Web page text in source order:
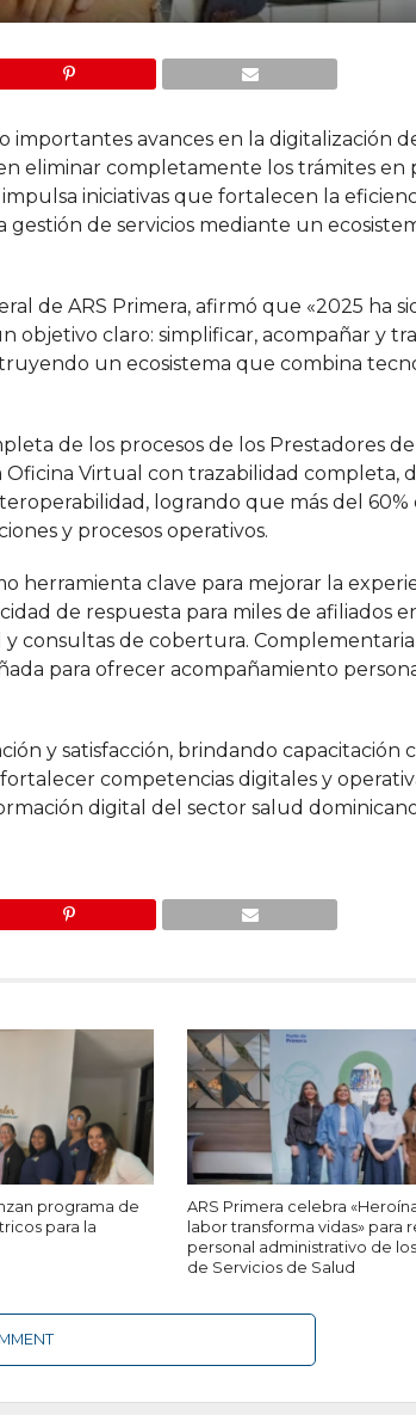
importantes avances en la digitalización
eliminar completamente los trámites en
iniciativas que fortalecen la
de servicios mediante un
de ARS Primera, afirmó que «2025 ha
objetivo claro: simplificar, acompañar y
un ecosistema que combina
de los procesos de los Prestadores de
Virtual con trazabilidad completa,
logrando que más del 60%
y procesos operativos.
herramienta clave para mejorar la
de respuesta para miles de afiliados
consultas de cobertura.
para ofrecer acompañamiento
y satisfacción, brindando capacitación
competencias digitales y
digital del sector salud
programa de
para la
ARS Primera celebra
labor transforma vidas» para
personal administrativo de
de Servicios de Salud